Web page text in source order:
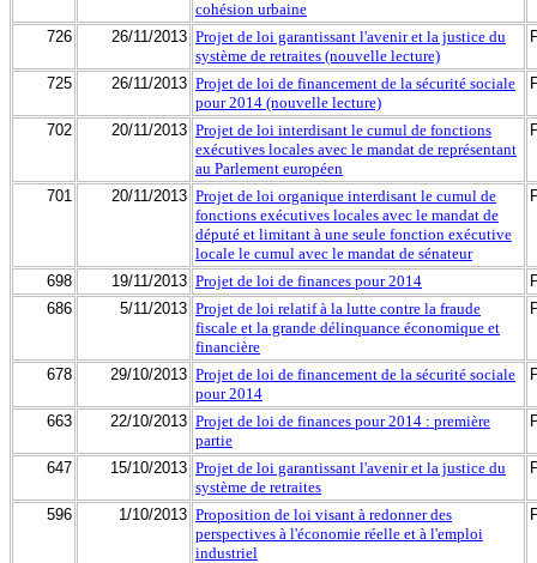
cohésion urbaine
726
26/11/2013 Projet de loi garantissant l'avenir et la justice du
système de retraites (nouvelle lecture)
725 26/11/2013 Projet de loi de financement de la sécurité sociale
pour 2014 (nouvelle lecture)
702 20/11/2013 Projet de loi interdisant le cumul de fonctions
exécutives locales avec le mandat de représentant
au Parlement européen
701 20/11/2013 Projet de loi organique interdisant le cumul de
fonctions exécutives locales avec le mandat de
député et limitant à une seule fonction exécutive
locale le cumul avec le mandat de sénateur
698 19/11/2013 Projet de loi de finances pour 2014
686
5/11/2013 Projet de loi relatif à la lutte contre la fraude
fiscale et la grande délinquance économique et
financière
678 29/10/2013 Projet de loi de financement de la sécurité sociale
pour 2014
663 22/10/2013 Projet de loi de finances pour 2014 : première
partie
647 15/10/2013 Projet de loi garantissant l'avenir et la justice du
système de retraites
596 1/10/2013 Proposition de loi visant à redonner des
perspectives à l'économie réelle et à l'emploi
industriel